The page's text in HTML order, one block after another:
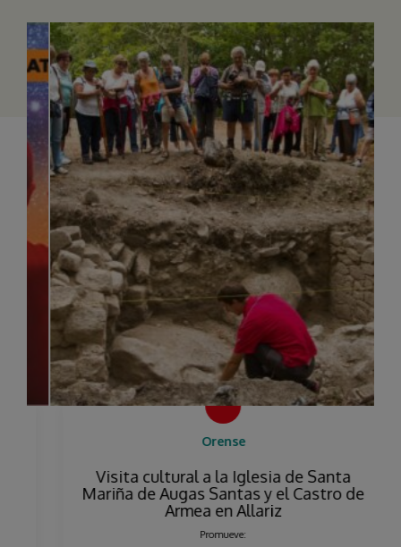
Orense
Visita cultural a la Iglesia de Santa
Mariña de Augas Santas y el Castro de
Armea en Allariz
Promueve: